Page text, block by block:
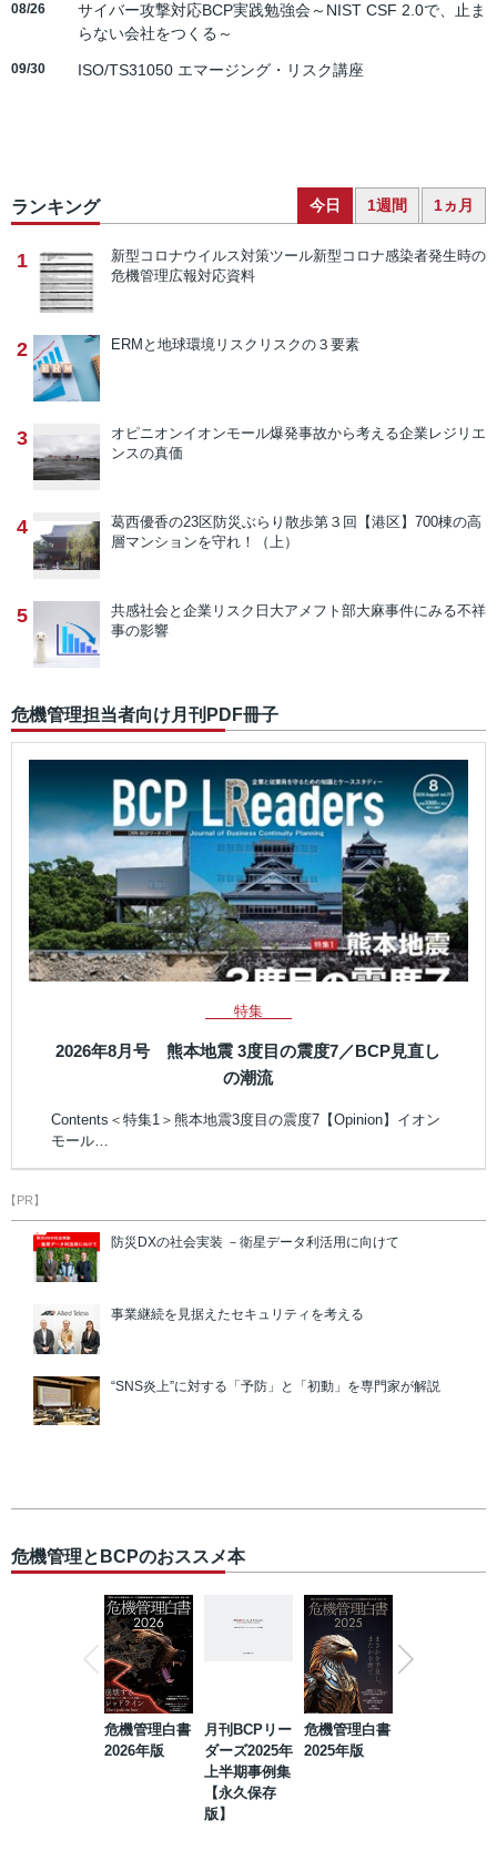
08/26
サイバー攻撃対応BCP実践勉強会～NIST CSF 2.0で、止ま
らない会社をつくる～
09/30 ISO/TS31050 エマージング・リスク講座
ランキング 今日 1週間 1ヵ月
1 新型コロナウイルス対策ツール新型コロナ感染者発生時の
危機管理広報対応資料
2 ERMと地球環境リスク リスクの３要素
3 オピニオンイオンモール爆発事故から考える企業レジリエ
ンスの真価
4 葛西優香の23区防災ぶらり散歩第３回【港区】700棟の高
層マンションを守れ！（上）
5 共感社会と企業リスク 日大アメフト部大麻事件にみる不祥
事の影響
危機管理担当者向け月刊PDF冊子
特集
2026年8月号 熊本地震 3度目の震度7／BCP見直し
の潮流
Contents＜特集1＞熊本地震3度目の震度7【Opinion】イオン
モール…
【PR】
防災DXの社会実装 －衛星データ利活用に向けて
事業継続を見据えたセキュリティを考える
“SNS炎上”に対する「予防」と「初動」を専門家が解説
危機管理とBCPのおススメ本
危機管理白書
2026年版
月刊BCPリー
ダーズ2025年
上半期事例集
【永久保存
版】
危機管理白書
2025年版